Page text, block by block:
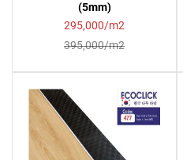
(5mm)
295,000/m2
395,000/m2